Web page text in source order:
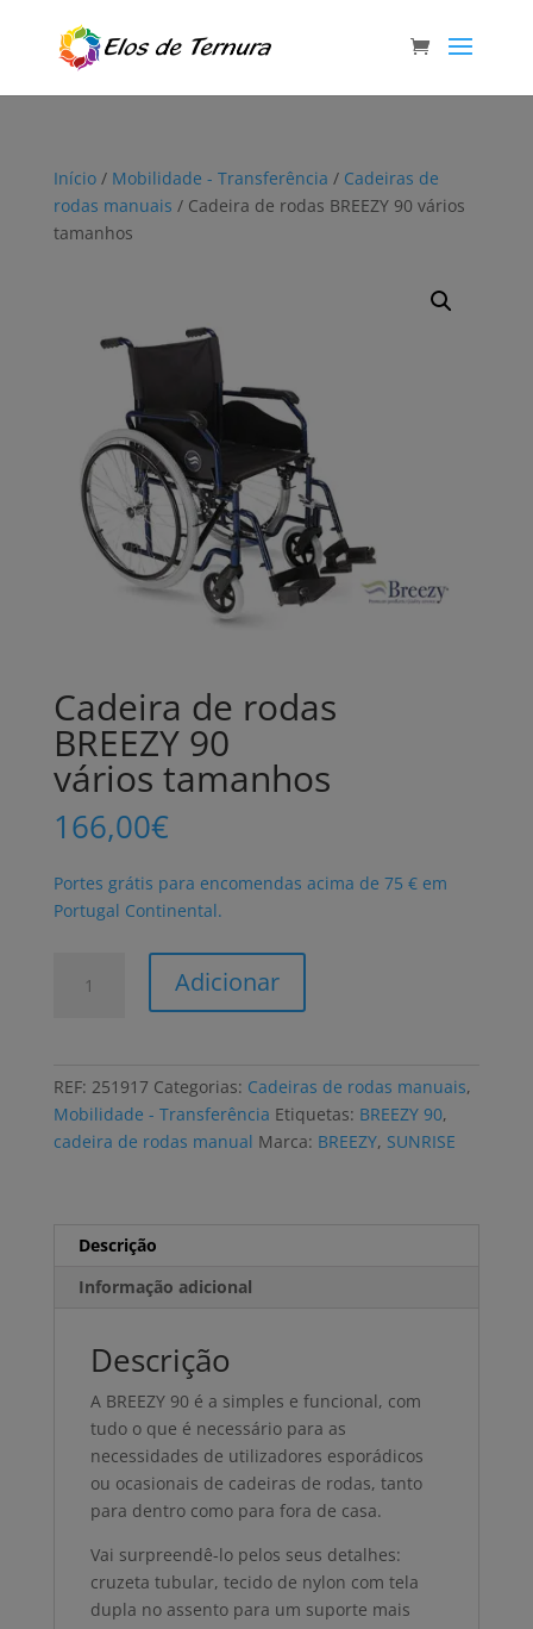
Início/ Mobilidade - Transferência / Cadeiras de
rodas manuais / Cadeira de rodas BREEZY 90 vários
tamanhos
Cadeira de rodas
BREEZY 90
vários tamanhos
166,00€
Portes grátis para encomendas acima de 75 € em
Portugal Continental.
BREEZY
Adicionar
REF: 251917 Categorias: Cadeiras de rodas manuais,
Mobilidade - Transferência Etiquetas: BREEZY 90,
cadeira de rodas manual Marca: BREEZY, SUNRISE
Descrição
Informação adicional
Descrição
A BREEZY 90 é a simples e funcional, com
tudo o que é necessário para as
necessidades de utilizadores esporádicos
ou ocasionais de cadeiras de rodas, tanto
para dentro como para fora de casa.
Vai surpreendê-lo pelos seus detalhes:
cruzeta tubular, tecido de nylon com tela
dupla no assento para um suporte mais